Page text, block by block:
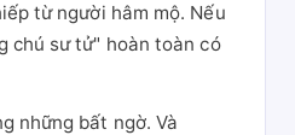
từ người hâm mộ. Nếu
chú sư tử" hoàn toàn có
những bất ngờ. Và